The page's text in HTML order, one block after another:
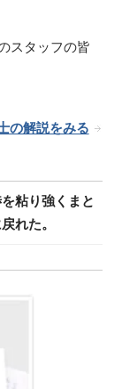
スタッフの皆
の解説をみる
粘り強くまと
れた。